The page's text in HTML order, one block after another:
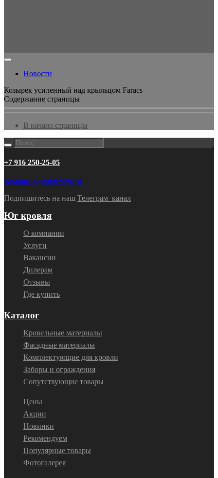
Новости
Козырек усиленный над крыльцом Faracs
Содержание страницы
В начало страницы
+7 916 250-25-05
kolomna@yugkrovlya.ru
Подпишитесь на наш Телеграм–канал
Юг кровля
О компании
Услуги
Вакансии
Дилерам
Отзывы
Где купить
Каталог
Кровельные материалы
Фасадные материалы
Комплектующие для кровли
Заборы и ограждения
Сопутствующие товары
Цены
Акции
Новинки
Рекомендуем
Популярные товары
Фотогалерея